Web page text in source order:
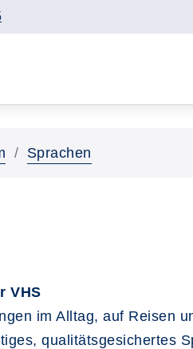
Sprachen
VHS
im Alltag, auf Reisen
qualitätsgesichertes